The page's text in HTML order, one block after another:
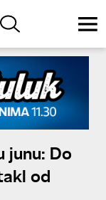
junu: Do
od